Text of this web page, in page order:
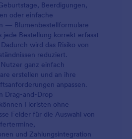
Beerdigungen,
oder einfache
— Blumenbestellformulare
jede Bestellung korrekt erfasst
wird das Risiko von
reduziert.
ganz einfach
erstellen und an ihre
anpassen.
Drag-and-Drop
Floristen ohne
Felder für die Auswahl von
und Zahlungsintegration